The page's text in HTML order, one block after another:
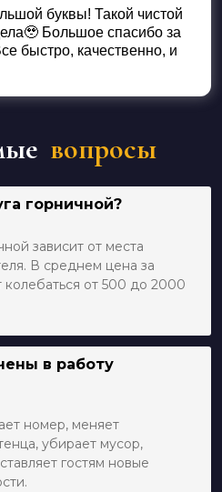
буквы! Такой чистой
Большое спасибо за
быстро, качественно, и
вопросы
горничной?
зависит от места
В среднем цена за
от 500 до 2000
в работу
номер, меняет
убирает мусор,
гостям новые